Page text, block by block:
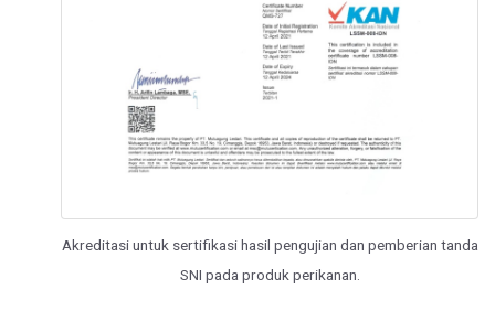
Akreditasi untuk sertifikasi hasil pengujian dan pemberian tanda
SNI pada produk perikanan.